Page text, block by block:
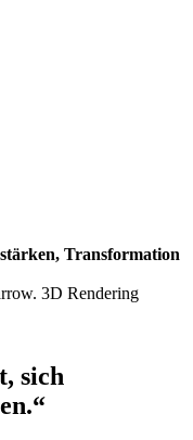
Transformation
sich